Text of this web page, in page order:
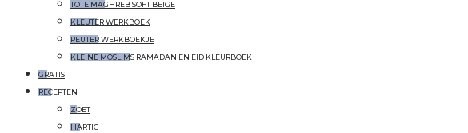
TOTE MAGHREB SOFT BEIGE
KLEUTER WERKBOEK
PEUTER WERKBOEKJE
KLEINE MOSLIMS RAMADAN EN EID KLEURBOEK
GRATIS
RECEPTEN
ZOET
HARTIG